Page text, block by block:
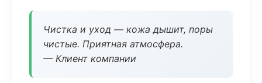
Чистка и уход — кожа дышит, поры
чистые. Приятная атмосфера.
— Клиент компании